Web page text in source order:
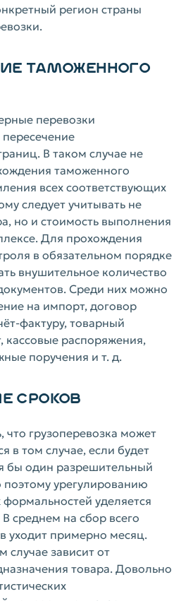
регион страны
ТАМОЖЕННОГО
перевозки
В таком случае не
таможенного
всех соответствующих
следует учитывать не
но и стоимость выполнения
Для прохождения
в обязательном порядке
внушительное количество
Среди них можно
на импорт, договор
фактуру, товарный
кассовые распоряжения,
поручения и т. д.
СРОКОВ
что грузоперевозка может
в том случае, если будет
бы один разрешительный
урегулированию
уделяется
среднем на сбор всего
уходит примерно месяц.
случае зависит от
товара. Довольно